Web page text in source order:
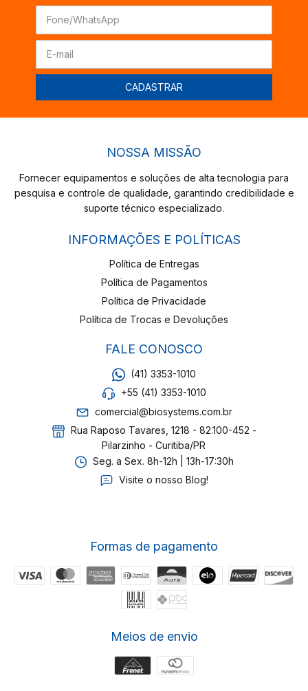
NOSSA MISSÃO
Fornecer equipamentos e soluções de alta tecnologia para
pesquisa e controle de qualidade, garantindo credibilidade e
suporte técnico especializado.
INFORMAÇÕES E POLÍTICAS
Política de Entregas
Política de Pagamentos
Política de Privacidade
Política de Trocas e Devoluções
FALE CONOSCO
(41) 3353-1010
+55 (41) 3353-1010
comercial@biosystems.com.br
Rua Raposo Tavares, 1218 - 82.100-452 -
Pilarzinho - Curitiba/PR
Seg. a Sex. 8h-12h | 13h-17:30h
Visite o nosso Blog!
Formas de pagamento
Meios de envio